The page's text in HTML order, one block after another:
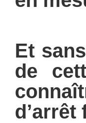
Et
de
d’arrêt